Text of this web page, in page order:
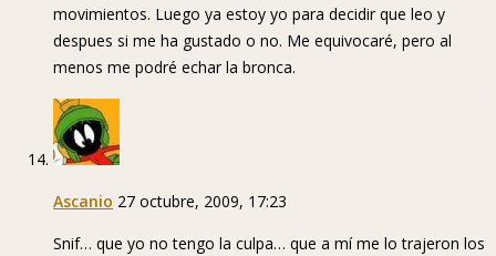
movimientos. Luego ya estoy yo para decidir que leo y
despues si me ha gustado o no. Me equivocaré, pero al
menos me podré echar la bronca.
Ascanio 27 octubre, 2009, 17:23
Snif… que yo no tengo la culpa… que a mí me lo trajeron los